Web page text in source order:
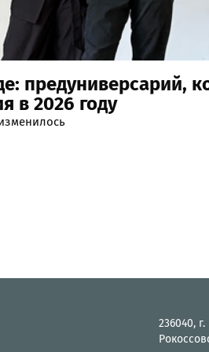
предуниверсарий,
в 2026 году
236040,